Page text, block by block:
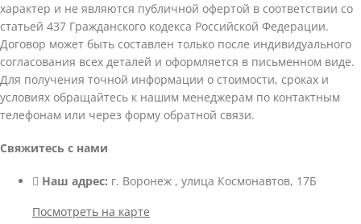
характер и не являются публичной офертой в соответствии со
статьей 437 Гражданского кодекса Российской Федерации.
Договор может быть составлен только после индивидуального
согласования всех деталей и оформляется в письменном виде.
Для получения точной информации о стоимости, сроках и
условиях обращайтесь к нашим менеджерам по контактным
телефонам или через форму обратной связи.
Свяжитесь с нами
Наш адрес: г. Воронеж , улица Космонавтов, 17Б
Посмотреть на карте